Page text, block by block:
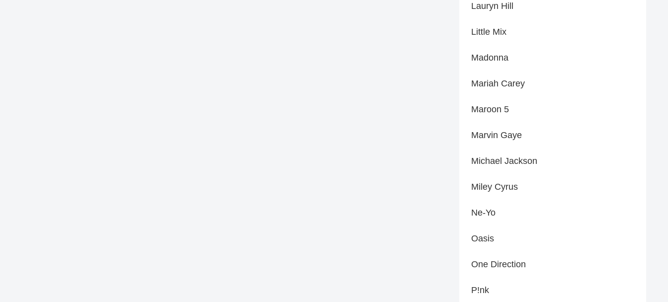
Lauryn Hill
Little Mix
Madonna
Mariah Carey
Maroon 5
Marvin Gaye
Michael Jackson
Miley Cyrus
Ne-Yo
Oasis
One Direction
P!nk